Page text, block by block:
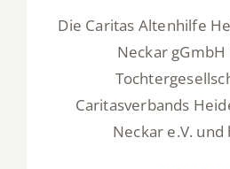
Die Caritas Altenhilfe
Neckar
Caritasverbands
Neckar e.V.